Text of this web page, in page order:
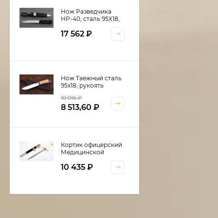
Нож Разведчика
НР-40, сталь 95Х18,
черный граб,
17 562 ₽
Нож Таежный сталь
95х18, рукоять
10 016₽
8 513,60 ₽
Кортик офицерский
Медицинской
10 435 ₽